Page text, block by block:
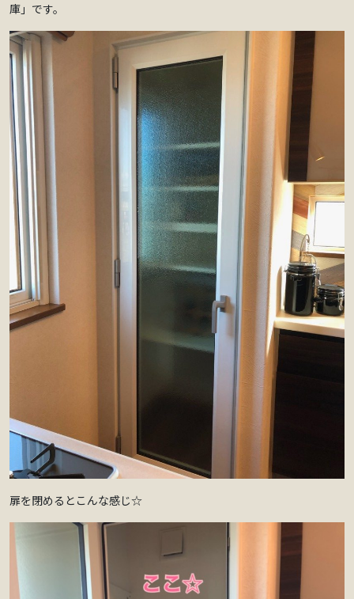
庫」です。
扉を閉めるとこんな感じ☆